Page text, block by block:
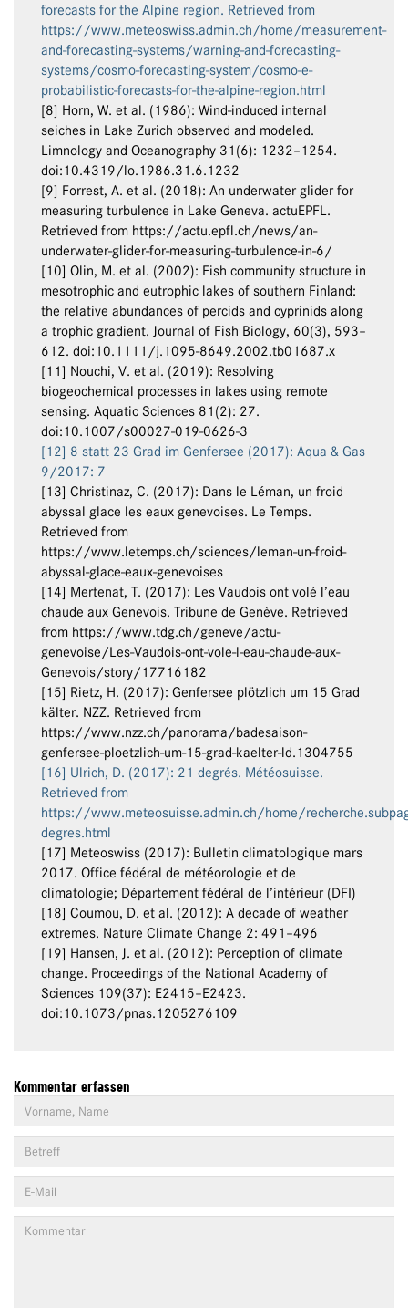
forecasts for the Alpine region. Retrieved from
https://www.meteoswiss.admin.ch/home/measurement-
and-forecasting-systems/warning-and-forecasting-
systems/cosmo-forecasting-system/cosmo-e-
probabilistic-forecasts-for-the-alpine-region.html
[8] Horn, W. et al. (1986): Wind-induced internal
seiches in Lake Zurich observed and modeled.
Limnology and Oceanography 31(6): 1232–1254.
doi:10.4319/lo.1986.31.6.1232
[9] Forrest, A. et al. (2018): An underwater glider for
measuring turbulence in Lake Geneva. actuEPFL.
Retrieved from https://actu.epfl.ch/news/an-
underwater-glider-for-measuring-turbulence-in-6/
[10] Olin, M. et al. (2002): Fish community structure in
mesotrophic and eutrophic lakes of southern Finland:
the relative abundances of percids and cyprinids along
a trophic gradient. Journal of Fish Biology, 60(3), 593–
612. doi:10.1111/j.1095-8649.2002.tb01687.x
[11] Nouchi, V. et al. (2019): Resolving
biogeochemical processes in lakes using remote
sensing. Aquatic Sciences 81(2): 27.
doi:10.1007/s00027-019-0626-3
[12] 8 statt 23 Grad im Genfersee (2017): Aqua & Gas
9/2017: 7
[13] Christinaz, C. (2017): Dans le Léman, un froid
abyssal glace les eaux genevoises. Le Temps.
Retrieved from
https://www.letemps.ch/sciences/leman-un-froid-
abyssal-glace-eaux-genevoises
[14] Mertenat, T. (2017): Les Vaudois ont volé l’eau
chaude aux Genevois. Tribune de Genève. Retrieved
from https://www.tdg.ch/geneve/actu-
genevoise/Les-Vaudois-ont-vole-l-eau-chaude-aux-
Genevois/story/17716182
[15] Rietz, H. (2017): Genfersee plötzlich um 15 Grad
kälter. NZZ. Retrieved from
https://www.nzz.ch/panorama/badesaison-
genfersee-ploetzlich-um-15-grad-kaelter-ld.1304755
[16] Ulrich, D. (2017): 21 degrés. Météosuisse.
Retrieved from
https://www.meteosuisse.admin.ch/home/
degres.html
[17] Meteoswiss (2017): Bulletin climatologique mars
2017. Office fédéral de météorologie et de
climatologie; Département fédéral de l’intérieur (DFI)
[18] Coumou, D. et al. (2012): A decade of weather
extremes. Nature Climate Change 2: 491–496
[19] Hansen, J. et al. (2012): Perception of climate
change. Proceedings of the National Academy of
Sciences 109(37): E2415–E2423.
doi:10.1073/pnas.1205276109
Kommentar erfassen